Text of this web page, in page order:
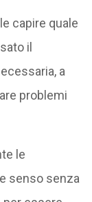
capire quale
il
a
problemi
le
senso senza